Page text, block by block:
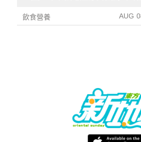
飲食營養 AUG